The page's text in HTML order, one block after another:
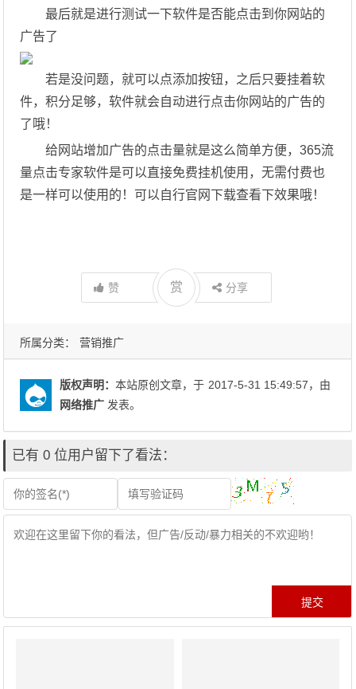
最后就是进行测试一下软件是否能点击到你网站的
广告了
若是没问题，就可以点添加按钮，之后只要挂着软
件，积分足够，软件就会自动进行点击你网站的广告的
了哦！
给网站增加广告的点击量就是这么简单方便，365流
量点击专家软件是可以直接免费挂机使用，无需付费也
是一样可以使用的！可以自行官网下载查看下效果哦！
赞 赏 分享
所属分类： 营销推广
版权声明：本站原创文章，于 2017-5-31 15:49:57，由
网络推广 发表。
已有 0 位用户留下了看法：